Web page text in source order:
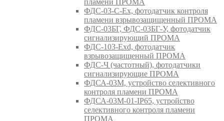
пламени ПРОМА
ФДС-03-С-Ex, фотодатчик контроля
пламени взрывозащищенный ПРОМА
ФДС-03БГ, ФДС-03БГ-У, фотодатчик
сигнализирующий ПРОМА
ФДС-103-Ехd, фотодатчик
взрывозащищенный ПРОМА
ФДС-Ч (частотный), фотодатчики
сигнализирующие ПРОМА
ФДСА-03М, устройство селективного
контроля пламени ПРОМА
ФДСА-03М-01-IP65, устройство
селективного контроля пламени
ПРОМА